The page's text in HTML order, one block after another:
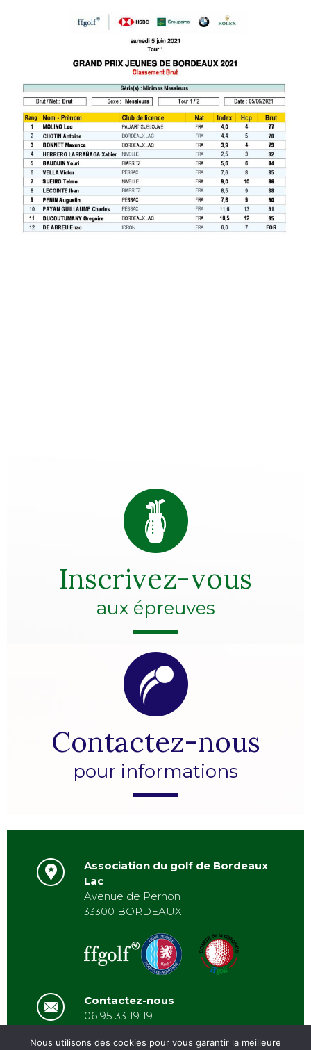
Inscrivez-vous
aux épreuves
Contactez-nous
pour informations
Association du golf de Bordeaux
Lac
Avenue de Pernon
33300 BORDEAUX
Contactez-nous
06 95 33 19 19
Nous utilisons des cookies pour vous garantir la meilleure